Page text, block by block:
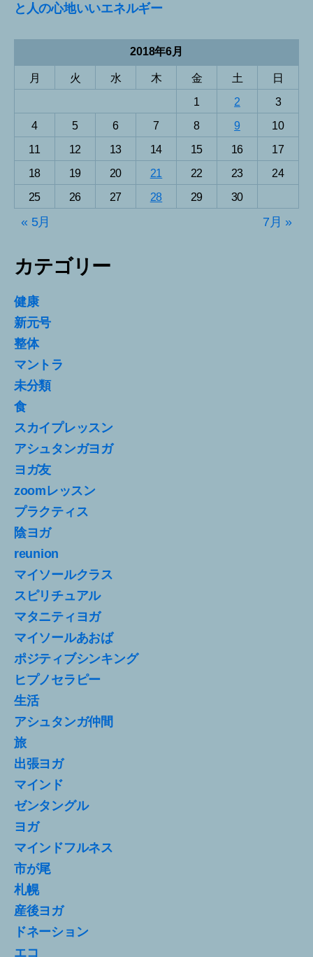
と人の心地いいエネルギー
2018年6月
月 火 水 木 金 土
日
1
2
3
4
5 6 7 8 9
10
11
12 13 14 15 16
17
18
19 20 21 22 23
24
25
26 27 28 29 30
« 5月 7月 »
カテゴリー
健康
新元号
整体
マントラ
未分類
食
スカイプレッスン
アシュタンガヨガ
ヨガ友
zoomレッスン
プラクティス
陰ヨガ
reunion
マイソールクラス
スピリチュアル
マタニティヨガ
マイソールあおば
ポジティブシンキング
ヒプノセラピー
生活
アシュタンガ仲間
旅
出張ヨガ
マインド
ゼンタングル
ヨガ
マインドフルネス
市が尾
札幌
産後ヨガ
ドネーション
エコ